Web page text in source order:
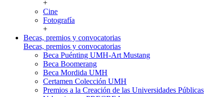
+
Cine
Fotografía
+
Becas, premios y convocatorias
Becas, premios y convocatorias
Beca Puénting UMH-Art Mustang
Beca Boomerang
Beca Mordida UMH
Certamen Colección UMH
Premios a la Creación de las Universidades Públicas